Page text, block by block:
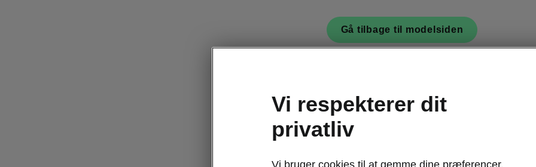
Gå tilbage til modelsiden
Vi respekterer dit
privatliv
Vi bruger cookies til at gemme dine præferencer,